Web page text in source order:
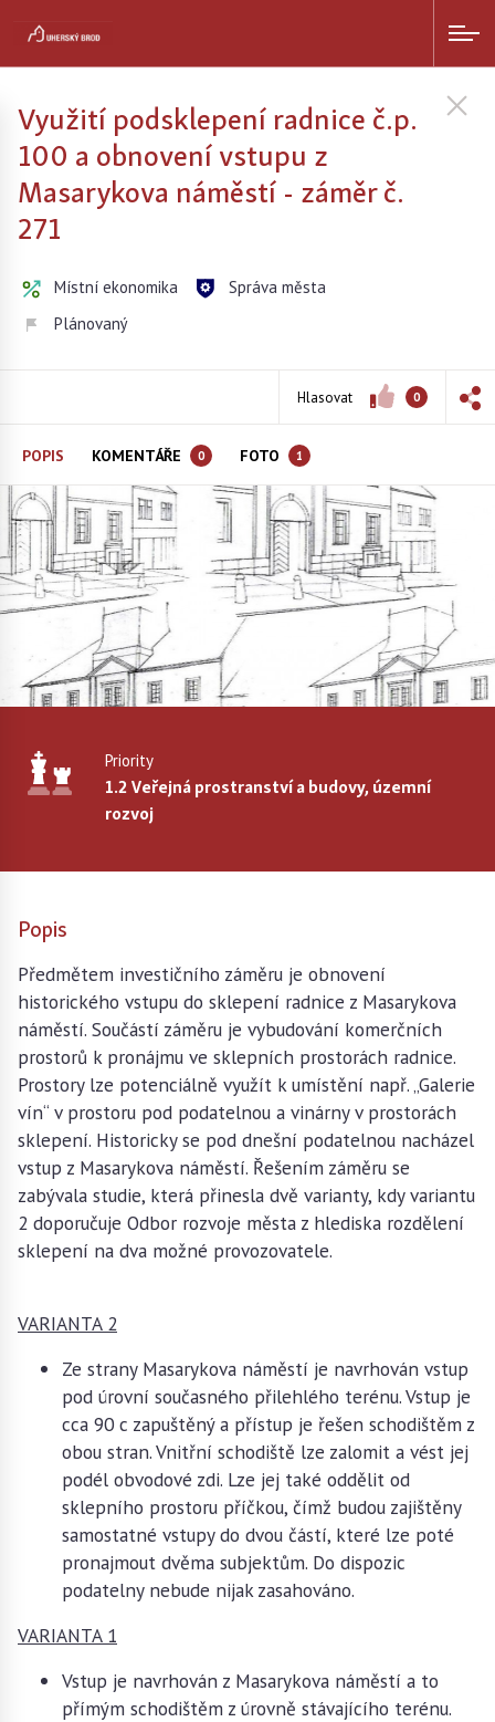
Využití podsklepení radnice č.p.
100 a obnovení vstupu z
Masarykova náměstí - záměr č.
271
Místní ekonomika
Správa města
Plánovaný
Hlasovat 0
POPIS KOMENTÁŘE 0 FOTO 1
Priority
1.2 Veřejná prostranství a budovy, územní
rozvoj
Popis
Předmětem investičního záměru je obnovení
historického vstupu do sklepení radnice z Masarykova
náměstí. Součástí záměru je vybudování komerčních
prostorů k pronájmu ve sklepních prostorách radnice.
Prostory lze potenciálně využít k umístění např. „Galerie
vín“ v prostoru pod podatelnou a vinárny v prostorách
sklepení. Historicky se pod dnešní podatelnou nacházel
vstup z Masarykova náměstí. Řešením záměru se
zabývala studie, která přinesla dvě varianty, kdy variantu
2 doporučuje Odbor rozvoje města z hlediska rozdělení
sklepení na dva možné provozovatele.
VARIANTA 2
Ze strany Masarykova náměstí je navrhován vstup
pod úrovní současného přilehlého terénu. Vstup je
cca 90 c zapuštěný a přístup je řešen schodištěm z
obou stran. Vnitřní schodiště lze zalomit a vést jej
podél obvodové zdi. Lze jej také oddělit od
sklepního prostoru příčkou, čímž budou zajištěny
samostatné vstupy do dvou částí, které lze poté
pronajmout dvěma subjektům. Do dispozic
podatelny nebude nijak zasahováno.
VARIANTA 1
Vstup je navrhován z Masarykova náměstí a to
přímým schodištěm z úrovně stávajícího terénu.